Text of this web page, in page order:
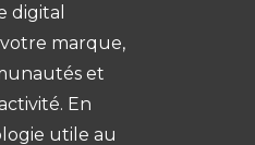
digital
marque,
et
En
utile au